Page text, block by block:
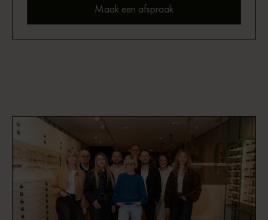
Maak een afspraak